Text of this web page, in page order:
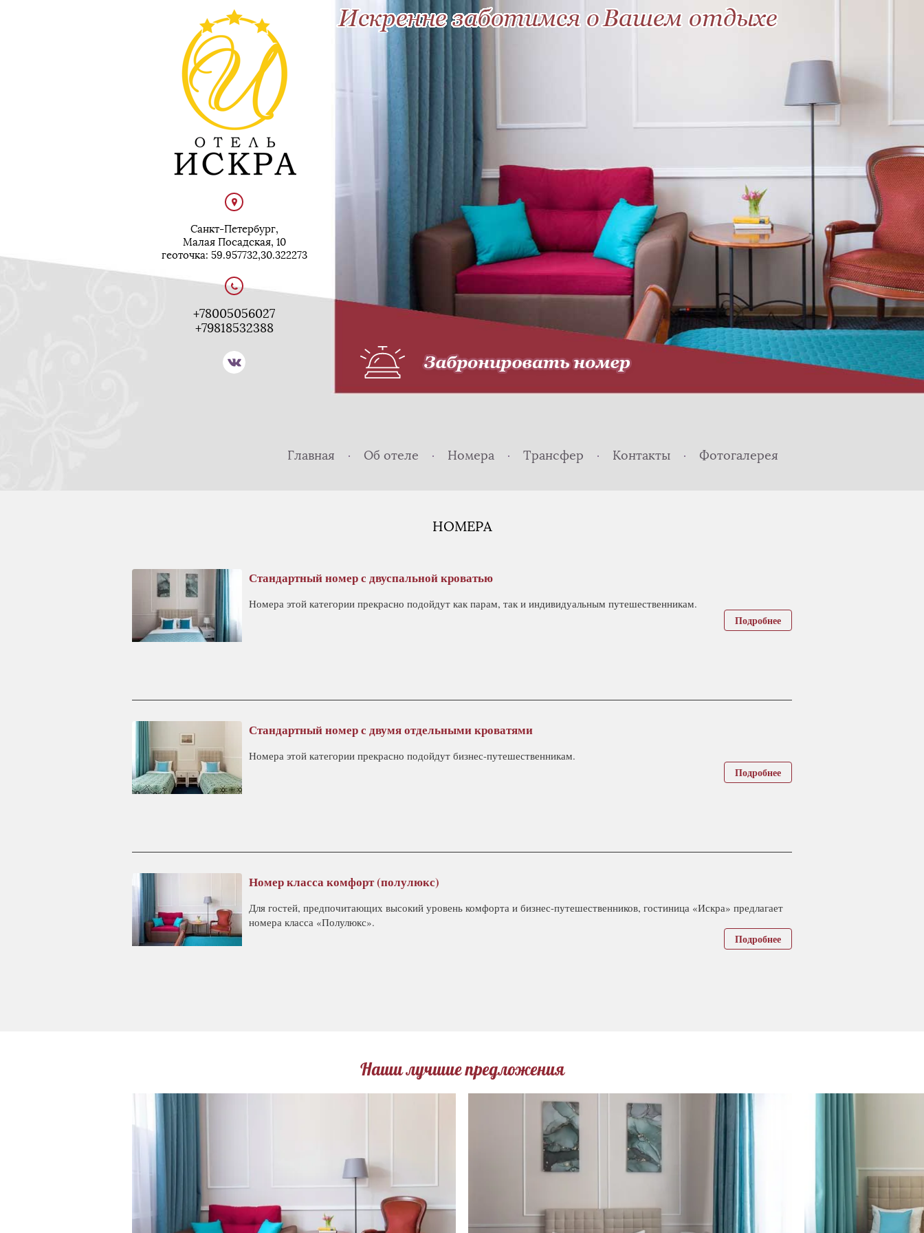
Санкт-Петербург,
Малая Посадская, 10
геоточка: 59.957732,30.322273
+78005056027
+79818532388
Искренне заботимся о вашем отдыхе
Кнопка
Главная Об отеле Номера Трансфер Контакты Фотогалерея
НОМЕРА
Стандартный номер с двуспальной кроватью
Номера этой категории прекрасно подойдут как парам, так и индивидуальным путешественникам.
Подробнее
Стандартный номер с двумя отдельными кроватями
Номера этой категории прекрасно подойдут бизнес-путешественникам.
Подробнее
Номер класса комфорт (полулюкс)
Для гостей, предпочитающих высокий уровень комфорта и бизнес-путешественников, гостиница «Искра» предлагает
номера класса «Полулюкс».
Подробнее
Наши лучшие предложения